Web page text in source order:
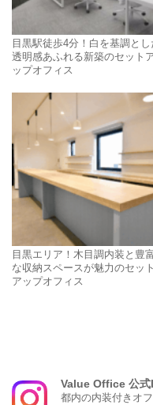
目黒駅徒歩4分！白を基調とし
透明感あふれる新築のセット
ップオフィス
目黒エリア！木目調内装と豊
な収納スペースが魅力のセット
アップオフィス
Value Office 公
都内の内装付きオ